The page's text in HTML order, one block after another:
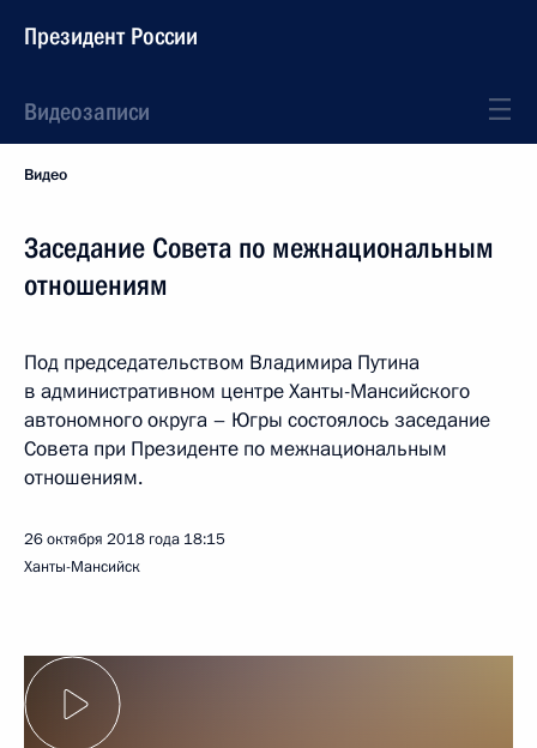
Президент России
Видеозаписи
Видео
Заседание Совета по межнациональным
отношениям
Под председательством Владимира Путина
в административном центре Ханты-Мансийского
автономного округа – Югры состоялось заседание
Совета при Президенте по межнациональным
отношениям.
26 октября 2018 года 18:15
Ханты-Мансийск